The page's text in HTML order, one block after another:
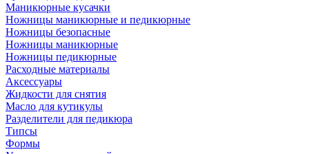
Маникюрные кусачки
Ножницы маникюрные и педикюрные
Ножницы безопасные
Ножницы маникюрные
Ножницы педикюрные
Расходные материалы
Аксессуары
Жидкости для снятия
Масло для кутикулы
Разделители для педикюра
Типсы
Формы